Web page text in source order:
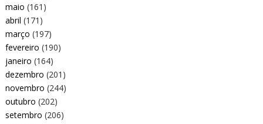
maio (161)
abril (171)
março (197)
fevereiro (190)
janeiro (164)
dezembro (201)
novembro (244)
outubro (202)
setembro (206)